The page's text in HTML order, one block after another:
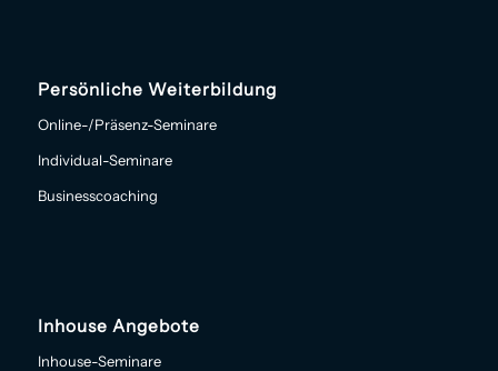
Persönliche Weiterbildung
Online-/Präsenz-Seminare
Individual-Seminare
Businesscoaching
Inhouse Angebote
Inhouse-Seminare